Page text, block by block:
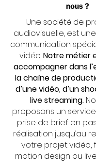
nous ?
Une société de
audiovisuelle, est
communication
vidéo.Notre métier
accompagner dans
la chaîne de
d’une vidéo, d’un
live streaming.
proposons un
prise de brief en
réalisation jusqu’au
votre projet vidéo,
motion design ou